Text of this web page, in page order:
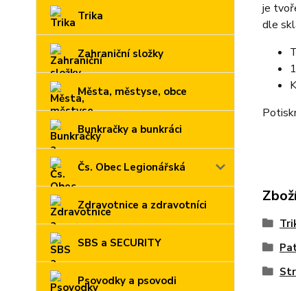
Trika
Zahraniční složky
Města, městyse, obce
Bunkračky a bunkráci
Čs. Obec Legionářská
Zdravotnice a zdravotníci
SBS a SECURITY
Psovodky a psovodi
je
dle